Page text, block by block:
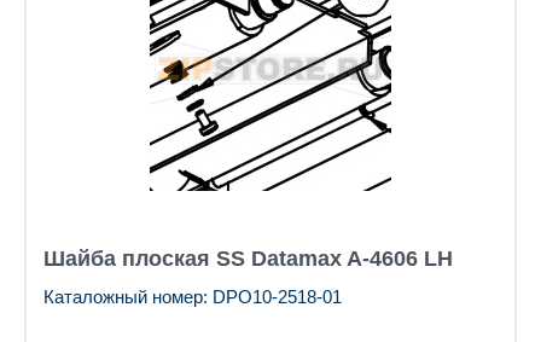
Шайба плоская SS Datamax A-4606 LH
Каталожный номер: DPO10-2518-01